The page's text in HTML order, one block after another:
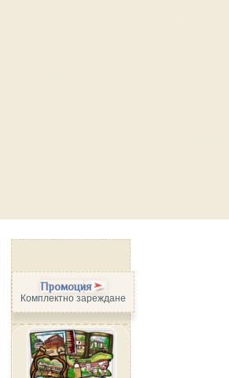
Промоция
Комплектно зареждане